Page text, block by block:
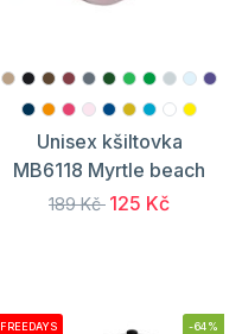
Unisex kšiltovka
MB6118 Myrtle beach
189 Kč 125 Kč
FREEDAYS -64%